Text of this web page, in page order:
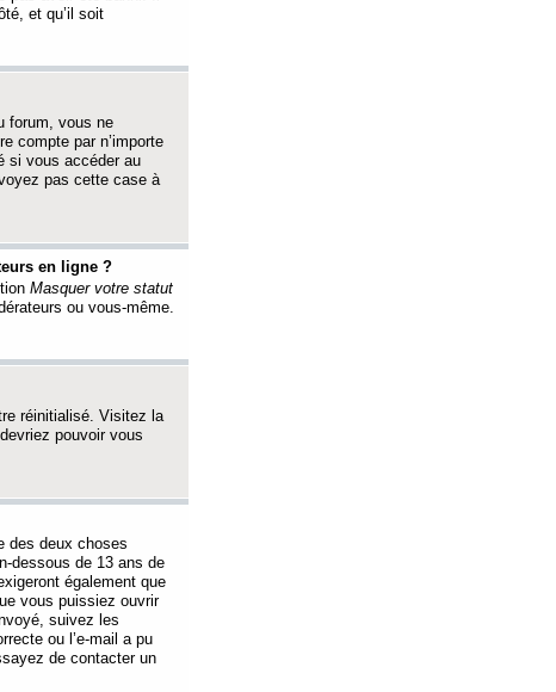
et qu’il soit
forum, vous ne
compte par n’importe
si vous accéder au
pas cette case à
en ligne ?
Masquer votre statut
ou vous-même.
réinitialisé. Visitez la
pouvoir vous
des deux choses
dessous de 13 ans de
également que
vous puissiez ouvrir
suivez les
ou l’e-mail a pu
de contacter un